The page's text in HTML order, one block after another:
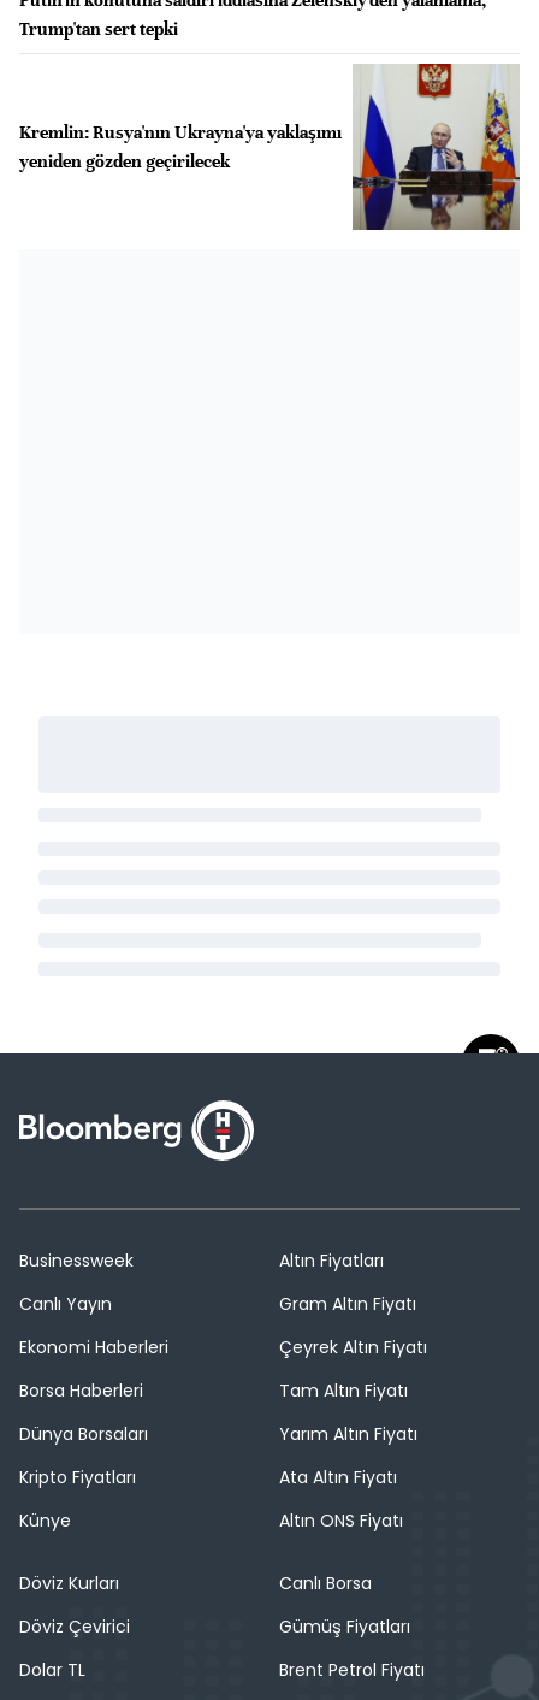
Trump'tan sert tepki
Kremlin: Rusya'nın Ukrayna'ya yaklaşımı
yeniden gözden geçirilecek
Businessweek
Canlı Yayın
Ekonomi Haberleri
Borsa Haberleri
Dünya Borsaları
Kripto Fiyatları
Künye
Altın Fiyatları
Gram Altın Fiyatı
Çeyrek Altın Fiyatı
Tam Altın Fiyatı
Yarım Altın Fiyatı
Ata Altın Fiyatı
Altın ONS Fiyatı
Döviz Kurları
Döviz Çevirici
Dolar TL
Canlı Borsa
Gümüş Fiyatları
Brent Petrol Fiyatı